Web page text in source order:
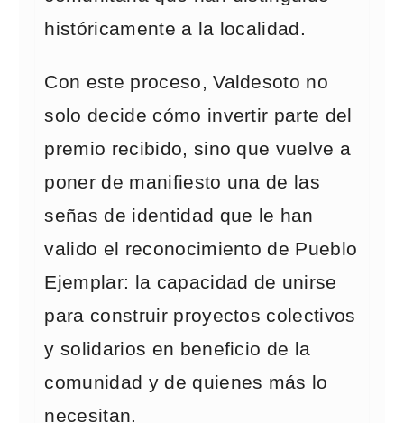
históricamente a la localidad.
Con este proceso, Valdesoto no
solo decide cómo invertir parte del
premio recibido, sino que vuelve a
poner de manifiesto una de las
señas de identidad que le han
valido el reconocimiento de Pueblo
Ejemplar: la capacidad de unirse
para construir proyectos colectivos
y solidarios en beneficio de la
comunidad y de quienes más lo
necesitan.